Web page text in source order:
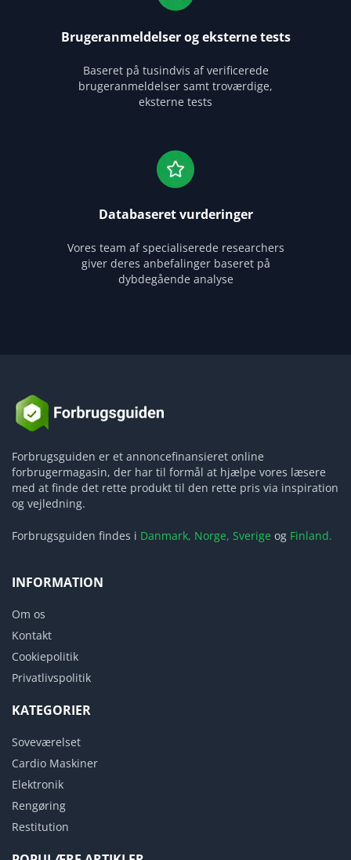
Brugeranmeldelser og eksterne tests
Baseret på tusindvis af verificerede
brugeranmeldelser samt troværdige,
eksterne tests
Databaseret vurderinger
Vores team af specialiserede researchers
giver deres anbefalinger baseret på
dybdegående analyse
Forbrugsguiden er et annoncefinansieret online
forbrugermagasin, der har til formål at hjælpe vores læsere
med at finde det rette produkt til den rette pris via inspiration
og vejledning.
Forbrugsguiden findes i Danmark, Norge, Sverige og Finland.
INFORMATION
Om os
Kontakt
Cookiepolitik
Privatlivspolitik
KATEGORIER
Soveværelset
Cardio Maskiner
Elektronik
Rengøring
Restitution